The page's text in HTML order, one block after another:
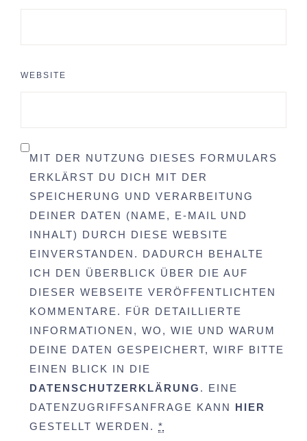
WEBSITE
MIT DER NUTZUNG DIESES FORMULARS
ERKLÄRST DU DICH MIT DER
SPEICHERUNG UND VERARBEITUNG
DEINER DATEN (NAME, E-MAIL UND
INHALT) DURCH DIESE WEBSITE
EINVERSTANDEN. DADURCH BEHALTE
ICH DEN ÜBERBLICK ÜBER DIE AUF
DIESER WEBSEITE VERÖFFENTLICHTEN
KOMMENTARE. FÜR DETAILLIERTE
INFORMATIONEN, WO, WIE UND WARUM
DEINE DATEN GESPEICHERT, WIRF BITTE
EINEN BLICK IN DIE
DATENSCHUTZERKLÄRUNG . EINE
DATENZUGRIFFSANFRAGE KANN HIER
GESTELLT WERDEN. *